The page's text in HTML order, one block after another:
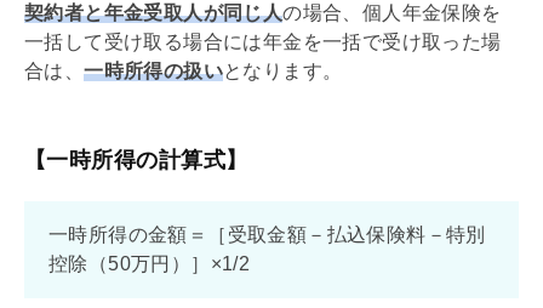
契約者と年金受取人が同じ人の場合、個人年金保険を
一括して受け取る場合には年金を一括で受け取った場
合は、一時所得の扱いとなります。
【一時所得の計算式】
一時所得の金額＝［受取金額－払込保険料－特別
控除（50万円）］×1/2